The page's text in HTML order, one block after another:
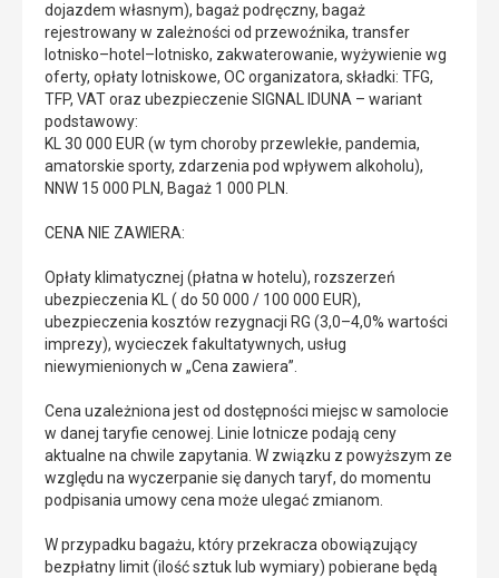
dojazdem własnym), bagaż podręczny, bagaż
rejestrowany w zależności od przewoźnika, transfer
lotnisko–hotel–lotnisko, zakwaterowanie, wyżywienie wg
oferty, opłaty lotniskowe, OC organizatora, składki: TFG,
TFP, VAT oraz ubezpieczenie SIGNAL IDUNA – wariant
podstawowy:
KL 30 000 EUR (w tym choroby przewlekłe, pandemia,
amatorskie sporty, zdarzenia pod wpływem alkoholu),
NNW 15 000 PLN, Bagaż 1 000 PLN.
CENA NIE ZAWIERA:
Opłaty klimatycznej (płatna w hotelu), rozszerzeń
ubezpieczenia KL ( do 50 000 / 100 000 EUR),
ubezpieczenia kosztów rezygnacji RG (3,0–4,0% wartości
imprezy), wycieczek fakultatywnych, usług
niewymienionych w „Cena zawiera”.
Cena uzależniona jest od dostępności miejsc w samolocie
w danej taryfie cenowej. Linie lotnicze podają ceny
aktualne na chwile zapytania. W związku z powyższym ze
względu na wyczerpanie się danych taryf, do momentu
podpisania umowy cena może ulegać zmianom.
W przypadku bagażu, który przekracza obowiązujący
bezpłatny limit (ilość sztuk lub wymiary) pobierane będą